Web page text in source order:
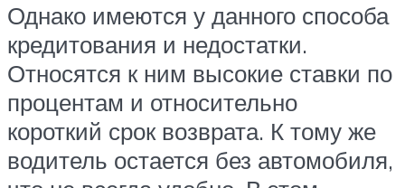
Однако имеются у данного способа
кредитования и недостатки.
Относятся к ним высокие ставки по
процентам и относительно
короткий срок возврата. К тому же
водитель остается без автомобиля,